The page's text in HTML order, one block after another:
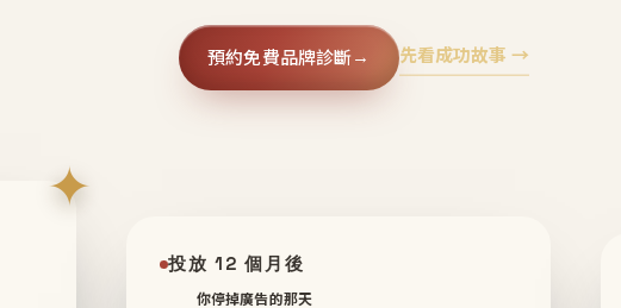
預約免費品牌診斷→ 先看成功故事 →
✦
投放 12 個月後
你停掉廣告的那天